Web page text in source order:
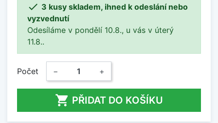
 3 kusy skladem, ihned k odeslání nebo
vyzvednutí
Odesíláme v pondělí 10.8., u vás v úterý
11.8..
Počet − +
 PŘIDAT DO KOŠÍKU